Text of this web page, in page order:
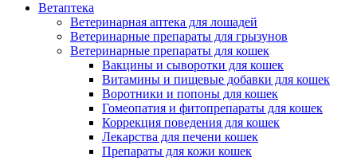
Ветаптека
Ветеринарная аптека для лошадей
Ветеринарные препараты для грызунов
Ветеринарные препараты для кошек
Вакцины и сыворотки для кошек
Витамины и пищевые добавки для кошек
Воротники и попоны для кошек
Гомеопатия и фитопрепараты для кошек
Коррекция поведения для кошек
Лекарства для печени кошек
Препараты для кожи кошек